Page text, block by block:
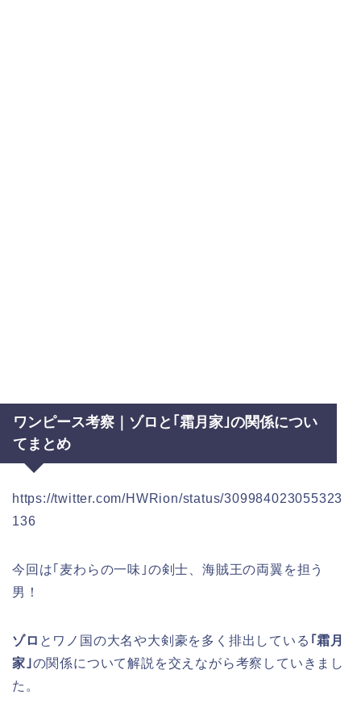
ワンピース考察｜ゾロと｢霜月家｣の関係につい
てまとめ
https://twitter.com/HWRion/status/309984023055323
136
今回は｢麦わらの一味｣の剣士、海賊王の両翼を担う
男！
ゾロ とワノ国の大名や大剣豪を多く排出している ｢霜月
家｣の関係について解説を交えながら考察していきまし
た。